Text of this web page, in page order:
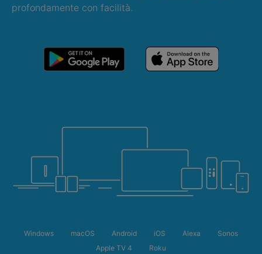
profondamente con facilità.
Windows macOS Android iOS Alexa
Sonos
Apple TV 4
Roku